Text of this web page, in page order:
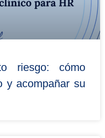
riesgo: cómo
y acompañar su